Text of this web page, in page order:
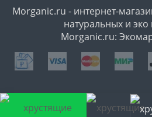
Morganic.ru - интернет-
натуральных и эко
Morganic.ru: